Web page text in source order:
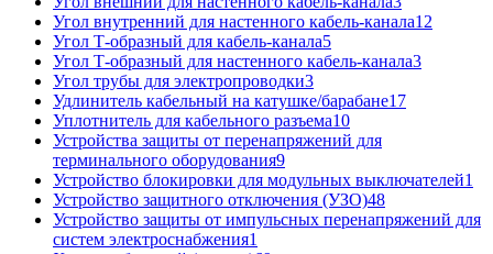
Угол внутренний для настенного кабель-канала12
Угол Т-образный для кабель-канала5
Угол Т-образный для настенного кабель-канала3
Угол трубы для электропроводки3
Удлинитель кабельный на катушке/барабане17
Уплотнитель для кабельного разъема10
Устройства защиты от перенапряжений для
терминального оборудования9
Устройство блокировки для модульных выключателей1
Устройство защитного отключения (УЗО)48
Устройство защиты от импульсных перенапряжений для
систем электроснабжения1